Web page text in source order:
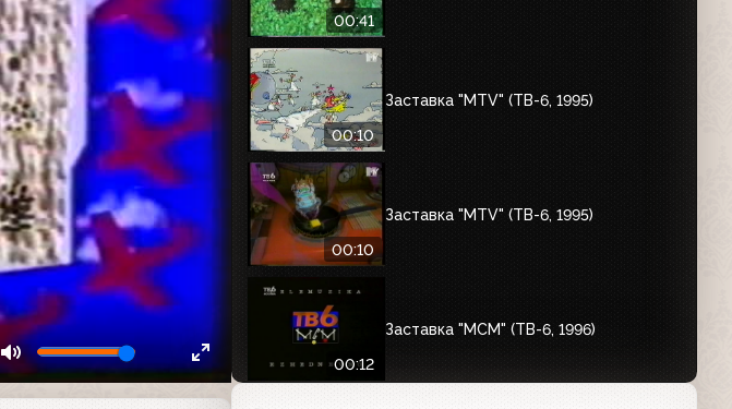
00:41
00:10
Заставка "MTV" (ТВ-6, 1995)
00:10
Заставка "MTV" (ТВ-6, 1995)
00:12
Заставка "MCM" (ТВ-6, 1996)